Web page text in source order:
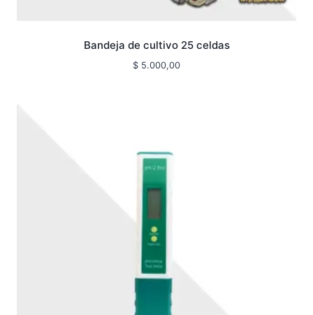
Bandeja de cultivo 25 celdas
$ 5.000,00